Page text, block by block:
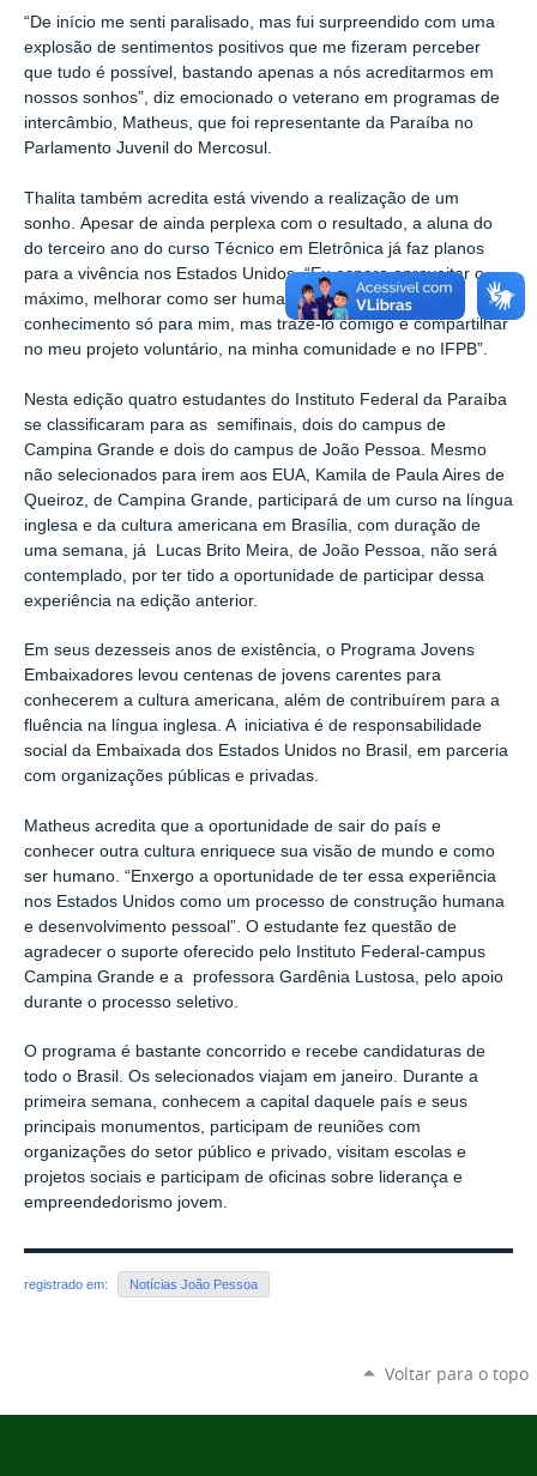
“De início me senti paralisado, mas fui surpreendido com uma
explosão de sentimentos positivos que me fizeram perceber
que tudo é possível, bastando apenas a nós acreditarmos em
nossos sonhos”, diz emocionado o veterano em programas de
intercâmbio, Matheus, que foi representante da Paraíba no
Parlamento Juvenil do Mercosul.
Thalita também acredita está vivendo a realização de um
sonho. Apesar de ainda perplexa com o resultado, a aluna do
do terceiro ano do curso Técnico em Eletrônica já faz planos
para a vivência nos Estados Unidos. “Eu espero aproveitar o
máximo, melhorar como ser humano e não reter esse
conhecimento só para mim, mas trazê-lo comigo e compartilhar
no meu projeto voluntário, na minha comunidade e no IFPB”.
Nesta edição quatro estudantes do Instituto Federal da Paraíba
se classificaram para as semifinais, dois do campus de
Campina Grande e dois do campus de João Pessoa. Mesmo
não selecionados para irem aos EUA, Kamila de Paula Aires de
Queiroz, de Campina Grande, participará de um curso na língua
inglesa e da cultura americana em Brasília, com duração de
uma semana, já Lucas Brito Meira, de João Pessoa, não será
contemplado, por ter tido a oportunidade de participar dessa
experiência na edição anterior.
Em seus dezesseis anos de existência, o Programa Jovens
Embaixadores levou centenas de jovens carentes para
conhecerem a cultura americana, além de contribuírem para a
fluência na língua inglesa. A iniciativa é de responsabilidade
social da Embaixada dos Estados Unidos no Brasil, em parceria
com organizações públicas e privadas.
Matheus acredita que a oportunidade de sair do país e
conhecer outra cultura enriquece sua visão de mundo e como
ser humano. “Enxergo a oportunidade de ter essa experiência
nos Estados Unidos como um processo de construção humana
e desenvolvimento pessoal”. O estudante fez questão de
agradecer o suporte oferecido pelo Instituto Federal-campus
Campina Grande e a professora Gardênia Lustosa, pelo apoio
durante o processo seletivo.
O programa é bastante concorrido e recebe candidaturas de
todo o Brasil. Os selecionados viajam em janeiro. Durante a
primeira semana, conhecem a capital daquele país e seus
principais monumentos, participam de reuniões com
organizações do setor público e privado, visitam escolas e
projetos sociais e participam de oficinas sobre liderança e
empreendedorismo jovem.
registrado em: Notícias João Pessoa
Voltar para o topo